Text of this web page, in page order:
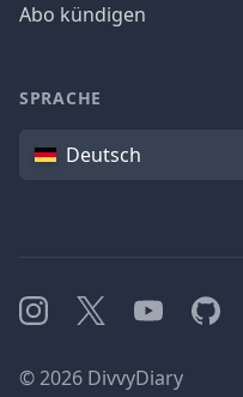
Abo kündigen
SPRACHE
SpracheDeutsch
Instagram
X YouTubeGitHub
©2026 DivvyDiary